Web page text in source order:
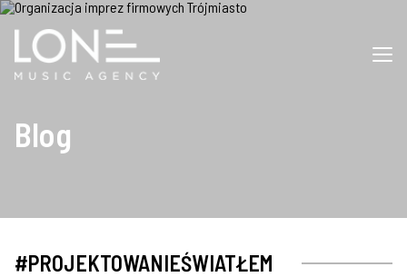
Blog
#PROJEKTOWANIEŚWIATŁEM